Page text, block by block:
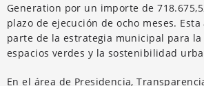
Generation por un importe de
plazo de ejecución de ocho meses.
parte de la estrategia municipal para la
espacios verdes y la sostenibilidad
En el área de Presidencia,